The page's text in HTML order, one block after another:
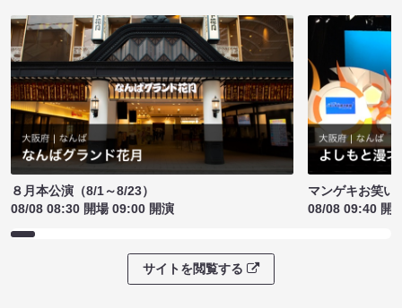
８月本公演（8/1～8/23）
08/08 08:30 開場 09:00 開演
マンゲキお笑い
08/08 09:40 開
サイトを閲覧する